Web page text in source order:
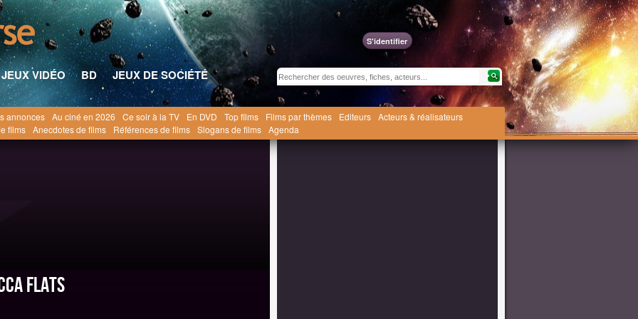
S'identifier
JEUX VIDÉO BD
JEUX DE SOCIÉTÉ
annonces Au ciné en 2026 Ce soir à la TV En DVD Top films Films par thèmes Editeurs Acteurs & réalisateurs
films Anecdotes de films Références de films Slogans de films Agenda
of Yucca Flats
Flats